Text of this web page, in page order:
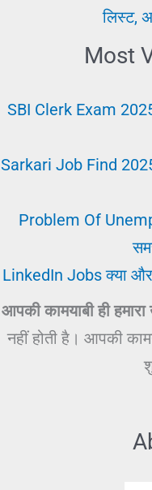
लिस्ट,
Most
SBI Clerk Exam
Sarkari Job Find
Problem Of
LinkedIn Jobs क्या
आपकी कामयाबी ही हमारा
नहीं होती है। आपकी